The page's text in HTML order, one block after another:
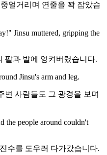
얼거리며 연줄을 꽉 잡았습
Jinsu muttered, gripping the
팔과 발에 엉켜버렸습니다.
Jinsu's arm and leg.
변 사람들도 그 광경을 보며
the people around couldn't
수를 도우러 다가갔습니다.